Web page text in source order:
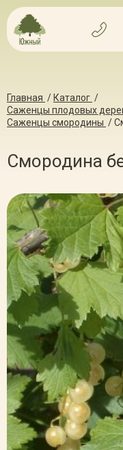
Главная / Каталог /
Саженцы плодовых
Саженцы смородины /
Смородина